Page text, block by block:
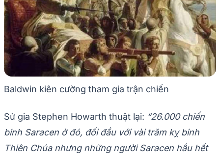
Baldwin kiên cường tham gia trận chiến
Sử gia Stephen Howarth thuật lại: “26.000 chiến
binh Saracen ở đó, đối đầu với vài trăm kỵ binh
Thiên Chúa nhưng những người Saracen hầu hết